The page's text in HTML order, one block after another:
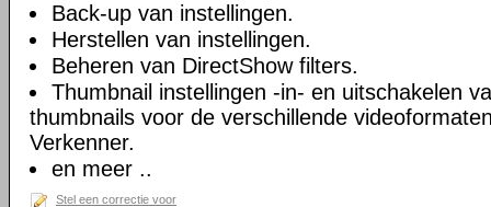
Back-up van instellingen.
Herstellen van instellingen.
Beheren van DirectShow filters.
Thumbnail instellingen -in- en uitschakelen
thumbnails voor de verschillende
Verkenner.
en meer ..
Stel een correctie voor